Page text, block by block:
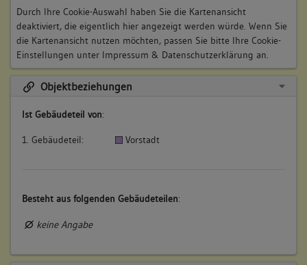
Durch Ihre Cookie-Auswahl haben Sie die Kartenansicht
deaktiviert, die eigentlich hier angezeigt werden würde. Wenn Sie
die Kartenansicht nutzen möchten, passen Sie bitte Ihre Cookie-
Einstellungen unter Impressum & Datenschutzerklärung an.
Objektbeziehungen
Ist Gebäudeteil von:
1. Gebäudeteil: Vorstadt
Besteht aus folgenden Gebäudeteilen:
keine Angabe